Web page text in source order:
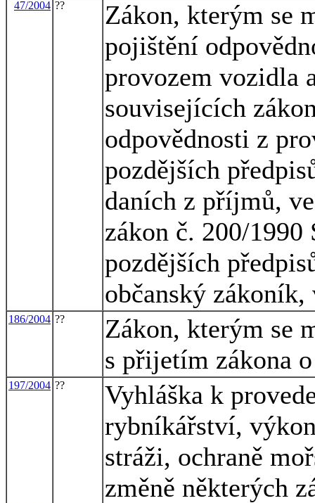
47/2004 ??
Zákon, kterým se
pojištění
provozem vozidla
souvisejících
odpovědnosti z
pozdějších
daních z příjmů,
zákon č. 200/1990
pozdějších
občanský
186/2004 ??
Zákon, kterým se
s přijetím zákona
197/2004 ??
Vyhláška k
rybníkářství,
stráži, ochraně
změně některých